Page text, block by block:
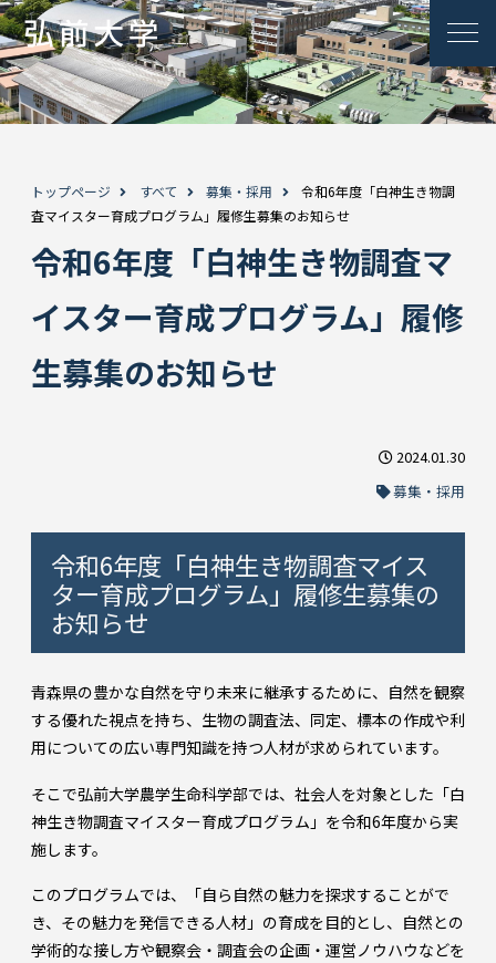
トップページ すべて 募集・採用
令和6年度「白神生き物調
査マイスター育成プログラム」履修生募集のお知らせ
令和6年度「白神生き物調査マ
イスター育成プログラム」履修
生募集のお知らせ
2024.01.30
募集・採用
令和6年度「白神生き物調査マイス
ター育成プログラム」履修生募集の
お知らせ
青森県の豊かな自然を守り未来に継承するために、自然を観察
する優れた視点を持ち、生物の調査法、同定、標本の作成や利
用についての広い専門知識を持つ人材が求められています。
そこで弘前大学農学生命科学部では、社会人を対象とした「白
神生き物調査マイスター育成プログラム」を令和6年度から実
施します。
このプログラムでは、「自ら自然の魅力を探求することがで
き、その魅力を発信できる人材」の育成を目的とし、自然との
学術的な接し方や観察会・調査会の企画・運営ノウハウなどを